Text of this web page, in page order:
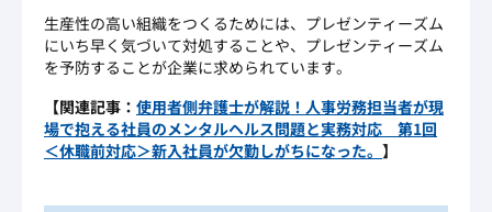
生産性の高い組織をつくるためには、プレゼンティーズム
にいち早く気づいて対処することや、プレゼンティーズム
を予防することが企業に求められています。
【関連記事： 使用者側弁護士が解説！人事労務担当者が現
場で抱える社員のメンタルヘルス問題と実務対応 第1回
＜休職前対応＞新入社員が欠勤しがちになった。 】